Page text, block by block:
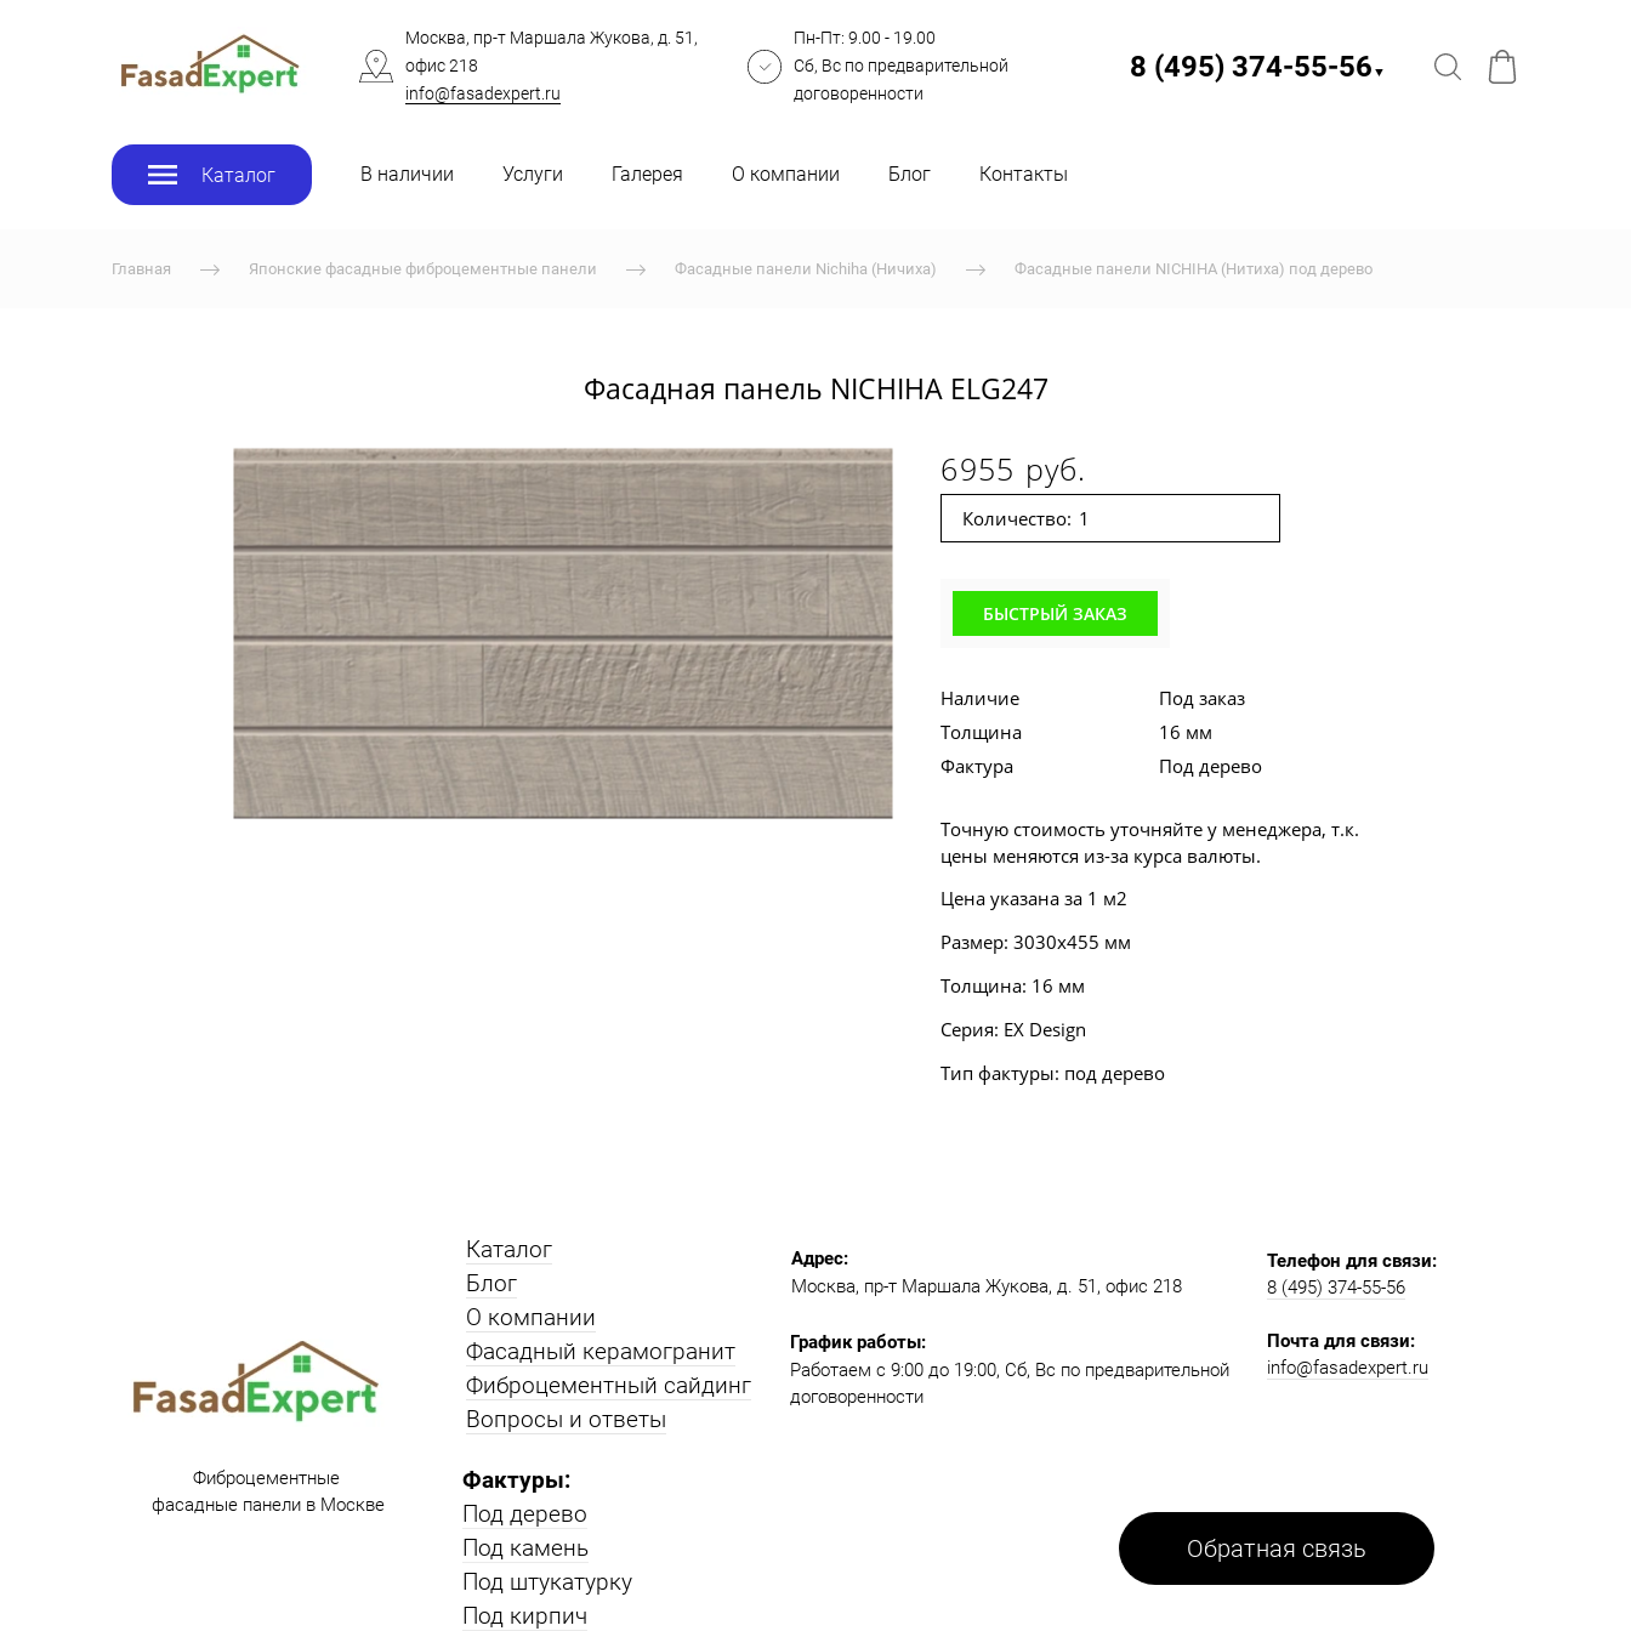
Москва, пр-т Маршала Жукова, д. 51,
офис 218
info@fasadexpert.ru
Пн-Пт: 9.00 - 19.00
Сб, Вс по предварительной
договоренности
8 (495) 374-55-56​ ▼
Каталог В наличии Услуги Галерея О компании Блог Контакты
Главная Японские фасадные фиброцементные панели Фасадные панели Nichiha (Ничиха) Фасадные панели NICHIHA (Нитиха) под дерево
Фасадная панель NICHIHA ELG247
6955 руб.
Количество:
БЫСТРЫЙ ЗАКАЗ
Наличие
Под заказ
Толщина
16 мм
Фактура
Под дерево
Точную стоимость уточняйте у менеджера, т.к.
цены меняются из-за курса валюты.
Цена указана за 1 м2
Размер: 3030х455 мм
Толщина: 16 мм
Серия: EX Design
Тип фактуры: под дерево
Фактуры:
Под дерево
Под камень
Под штукатурку
Под кирпич
Работаем с 9:00 до 19:00​, Сб, Вс по предварительной
договоренности
Москва, пр-т Маршала Жукова, д. 51, офис 218​​
Каталог
Блог
О компании
Фасадный керамогранит
Фиброцементный сайдинг
Вопросы и ответы
Адрес:
График работы:
Телефон для связи:
8 (495) 374-55-56​
Почта для связи:
info@fasadexpert.ru
Обратная связь
Фиброцементные
фасадные панели в Москве